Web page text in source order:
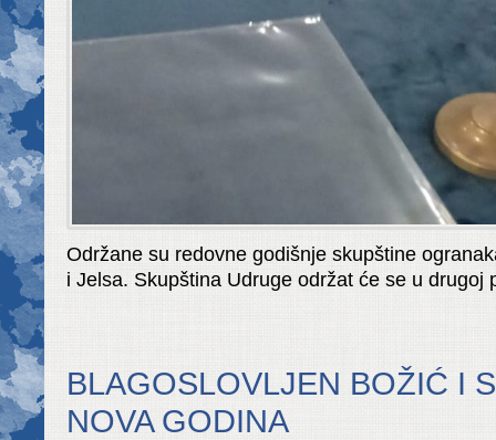
Održane su redovne godišnje skupštine
i Jelsa. Skupština Udruge održat će se u drugoj
BLAGOSLOVLJEN BOŽIĆ I
NOVA GODINA